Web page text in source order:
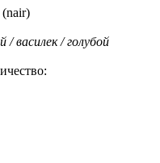
/ василек / голубой